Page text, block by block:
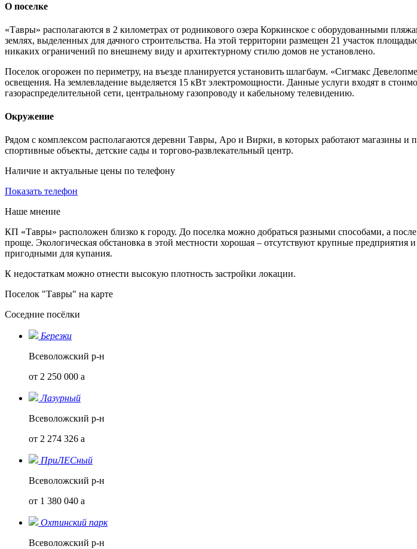
О поселке
«Тавры» располагаются в 2 километрах от родникового озера Коркинское с оборудованными
землях, выделенных для дачного строительства. На этой территории размещен 21 участок
никаких ограничений по внешнему виду и архитектурному стилю домов не установлено.
Поселок огорожен по периметру, на въезде планируется установить шлагбаум. «Сигмакс
освещения. На землевладение выделяется 15 кВт электромощности. Данные услуги входят в
газораспределительной сети, центральному газопроводу и кабельному телевидению.
Окружение
Рядом с комплексом располагаются деревни Тавры, Аро и Вирки, в которых работают магазины и
спортивные объекты, детские сады и торгово-развлекательный центр.
Наличие и актуальные цены по телефону
Показать телефон
Наше мнение
КП «Тавры» расположен близко к городу. До поселка можно добраться разными способами, а
проще. Экологическая обстановка в этой местности хорошая – отсутствуют крупные
пригодными для купания.
К недостаткам можно отнести высокую плотность застройки локации.
Поселок "Тавры" на карте
Соседние посёлки
Березки
Всеволожский р-н
от 2 250 000 a
Лазурный
Всеволожский р-н
от 2 274 326 a
ПриЛЕСный
Всеволожский р-н
от 1 380 040 a
Охтинский парк
Всеволожский р-н